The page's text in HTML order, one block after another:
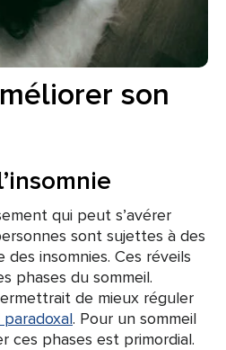
son
qui peut s’avérer
sont sujettes à des
insomnies. Ces réveils
phases du sommeil.
de mieux réguler
. Pour un sommeil
ces phases est primordial.